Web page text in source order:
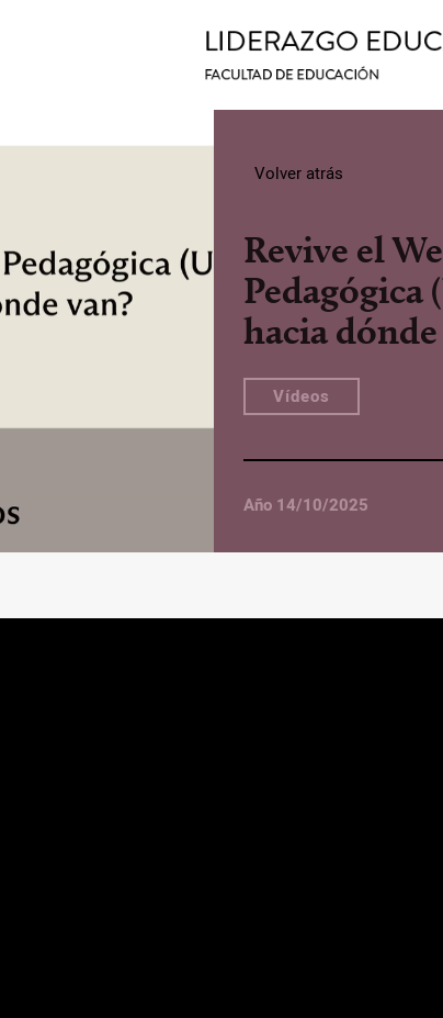
Volver atrás
Revive el
Pedagógica
hacia dónde
Vídeos
Año 14/10/2025